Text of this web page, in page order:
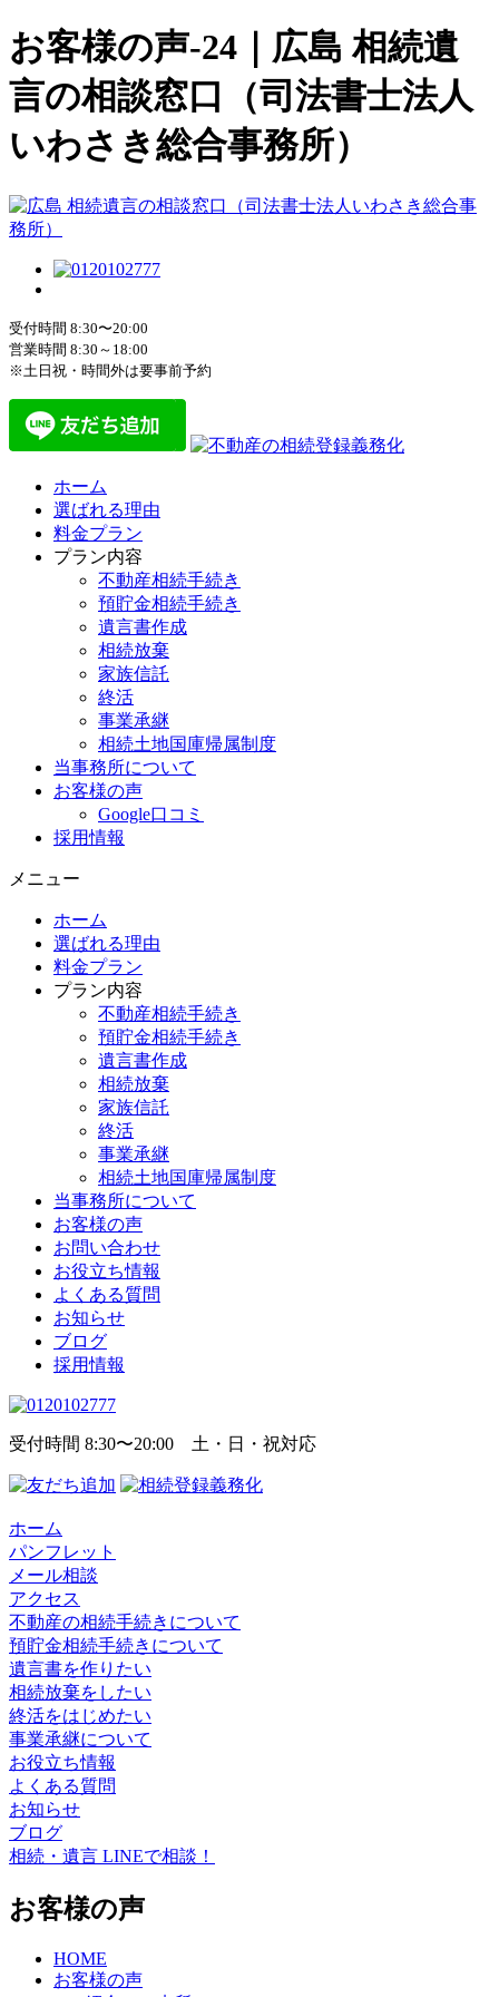
お客様の声-24｜広島 相続遺
言の相談窓口（司法書士法人
いわさき総合事務所）
受付時間 8:30〜20:00
営業時間 8:30～18:00
※土日祝・時間外は要事前予約
ホーム
選ばれる理由
料金プラン
プラン内容
不動産相続手続き
預貯金相続手続き
遺言書作成
相続放棄
家族信託
終活
事業承継
相続土地国庫帰属制度
当事務所について
お客様の声
Google口コミ
採用情報
メニュー
ホーム
選ばれる理由
料金プラン
プラン内容
不動産相続手続き
預貯金相続手続き
遺言書作成
相続放棄
家族信託
終活
事業承継
相続土地国庫帰属制度
当事務所について
お客様の声
お問い合わせ
お役立ち情報
よくある質問
お知らせ
ブログ
採用情報
受付時間 8:30〜20:00 土・日・祝対応
ホーム
パンフレット
メール相談
アクセス
不動産の相続手続きについて
預貯金相続手続きについて
遺言書を作りたい
相続放棄をしたい
終活をはじめたい
事業承継について
お役立ち情報
よくある質問
お知らせ
ブログ
相続・遺言 LINEで相談！
お客様の声
HOME
お客様の声